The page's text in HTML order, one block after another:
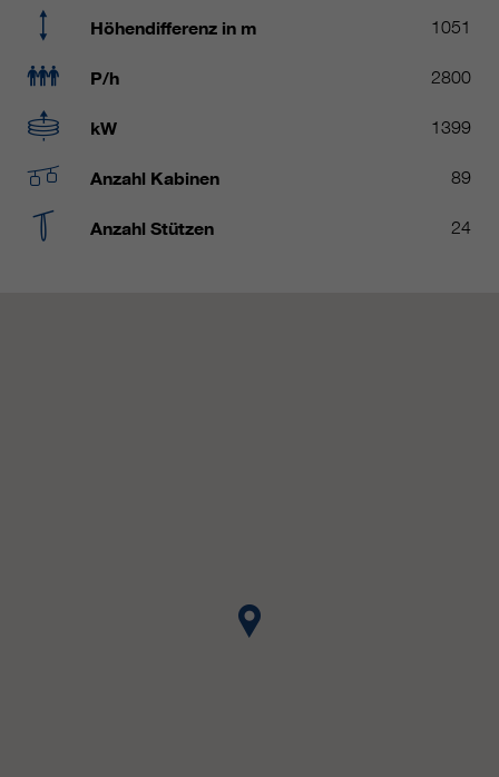
Höhendifferenz in m 1051
P/h 2800
kW 1399
Anzahl Kabinen 89
Anzahl Stützen 24
Zweck
personenbezogener Informationen.
personenbezogene Daten werden
Nutzung der Website zu erstellen,